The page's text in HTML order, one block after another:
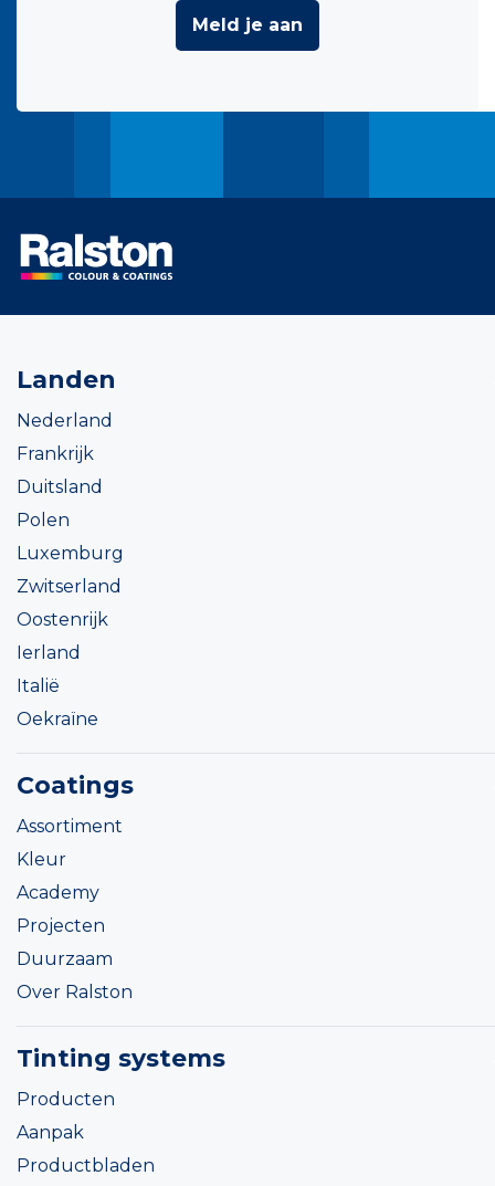
Meld je aan
Landen
Nederland
Frankrijk
Duitsland
Polen
Luxemburg
Zwitserland
Oostenrijk
Ierland
Italië
Oekraïne
Coatings
Assortiment
Kleur
Academy
Projecten
Duurzaam
Over Ralston
Tinting systems
Producten
Aanpak
Productbladen